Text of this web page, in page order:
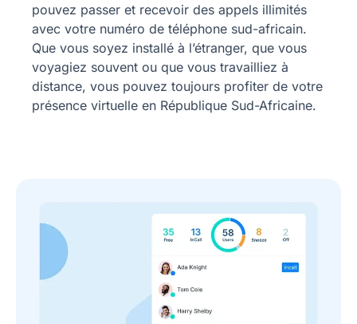
pouvez passer et recevoir des appels illimités
avec votre numéro de téléphone sud-africain.
Que vous soyez installé à l’étranger, que vous
voyagiez souvent ou que vous travailliez à
distance, vous pouvez toujours profiter de votre
présence virtuelle en République Sud-Africaine.